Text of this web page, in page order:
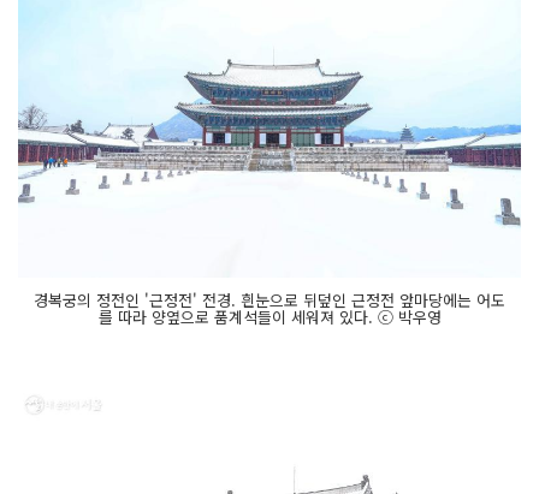
경복궁의 정전인 '근정전' 전경. 흰눈으로 뒤덮인 근정전 앞마당에는 어도
를 따라 양옆으로 품계석들이 세워져 있다. ⓒ 박우영